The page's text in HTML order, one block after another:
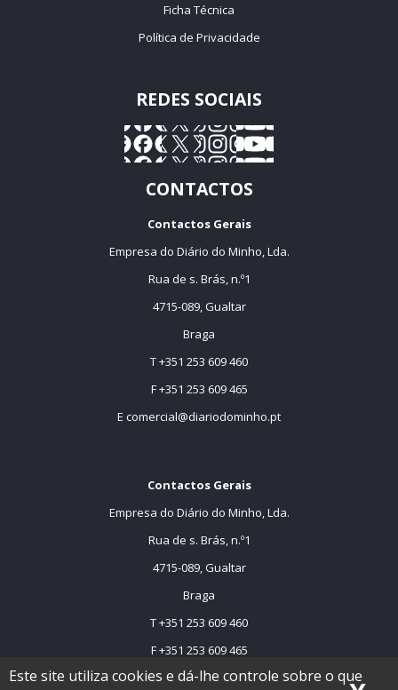
Ficha Técnica
Política de Privacidade
REDES SOCIAIS
CONTACTOS
Contactos Gerais
Empresa do Diário do Minho, Lda.
Rua de s. Brás, n.º1
4715-089, Gualtar
Braga
T +351 253 609 460
F +351 253 609 465
E comercial@diariodominho.pt
Contactos Gerais
Empresa do Diário do Minho, Lda.
Rua de s. Brás, n.º1
4715-089, Gualtar
Braga
T +351 253 609 460
F +351 253 609 465
Ecomercial@dmtv.pt
Este site utiliza cookies e dá-lhe controle sobre o que